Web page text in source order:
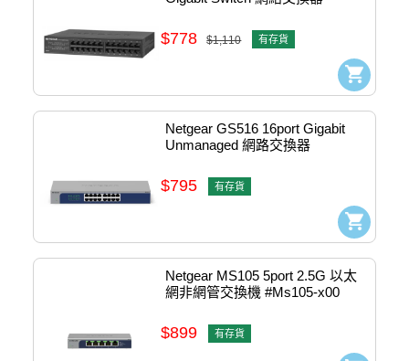
$778 $1,110 有存貨
Netgear GS516 16port Gigabit
Unmanaged 網路交換器
$795 有存貨
Netgear MS105 5port 2.5G 以太
網非網管交換機 #Ms105-x00
$899 有存貨